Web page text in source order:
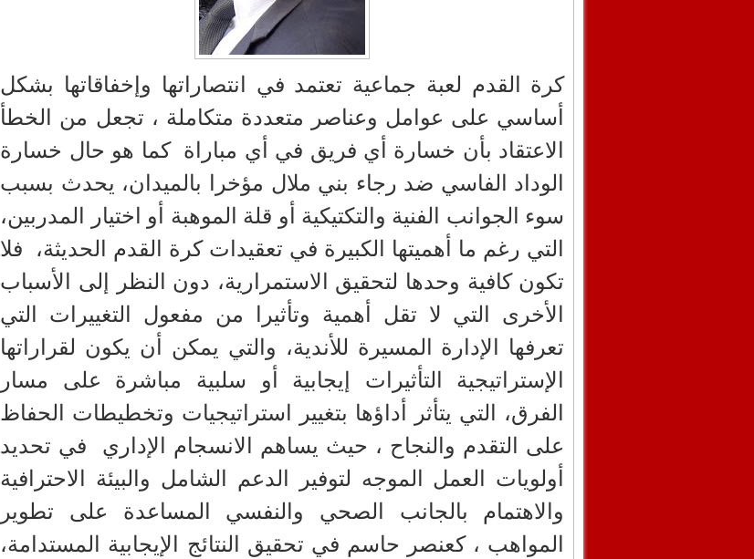
كرة القدم لعبة جماعية تعتمد في انتصاراتها وإخفاقاتها بشكل
أساسي على عوامل وعناصر متعددة متكاملة ، تجعل من الخطأ
الاعتقاد بأن خسارة أي فريق في أي مباراة كما هو حال خسارة
الوداد الفاسي ضد رجاء بني ملال مؤخرا بالميدان، يحدث بسبب
سوء الجوانب الفنية والتكتيكية أو قلة الموهبة أو اختيار المدربين،
التي رغم ما أهميتها الكبيرة في تعقيدات كرة القدم الحديثة،
فلا
تكون كافية وحدها لتحقيق الاستمرارية، دون النظر إلى الأسباب
الأخرى التي لا تقل أهمية وتأثيرا من مفعول التغييرات التي
تعرفها الإدارة المسيرة للأندية، والتي يمكن أن يكون لقراراتها
الإستراتيجية التأثيرات إيجابية أو سلبية مباشرة على مسار
الفرق، التي يتأثر أداؤها بتغيير استراتيجيات وتخطيطات الحفاظ
على التقدم والنجاح ، حيث يساهم الانسجام الإداري
في تحديد
أولويات العمل الموجه لتوفير الدعم الشامل والبيئة الاحترافية
والاهتمام بالجانب الصحي والنفسي المساعدة على تطوير
المواهب ، كعنصر حاسم في تحقيق النتائج الإيجابية المستدامة،